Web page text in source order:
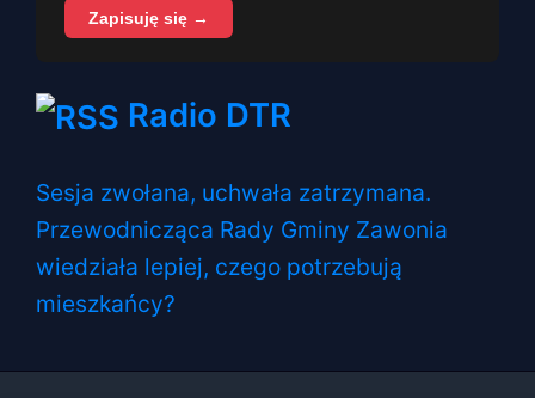
Zapisuję się →
Radio DTR
Sesja zwołana, uchwała zatrzymana.
Przewodnicząca Rady Gminy Zawonia
wiedziała lepiej, czego potrzebują
mieszkańcy?